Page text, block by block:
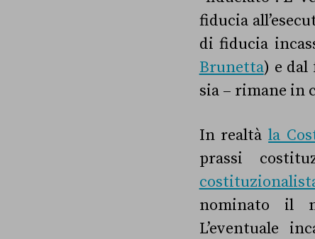
fiducia
di fiducia
Brunetta) e dal
sia – rimane in
In realtàla
prassi
nominato il
L’eventuale